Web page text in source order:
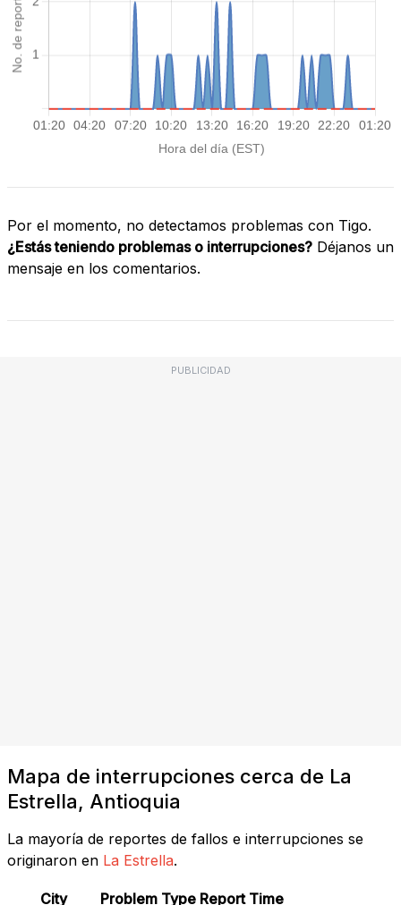
Por el momento, no detectamos problemas con Tigo.
¿Estás teniendo problemas o interrupciones? Déjanos un
mensaje en los comentarios.
PUBLICIDAD
Mapa de interrupciones cerca de La
Estrella, Antioquia
La mayoría de reportes de fallos e interrupciones se
originaron en La Estrella.
City Problem Type Report Time